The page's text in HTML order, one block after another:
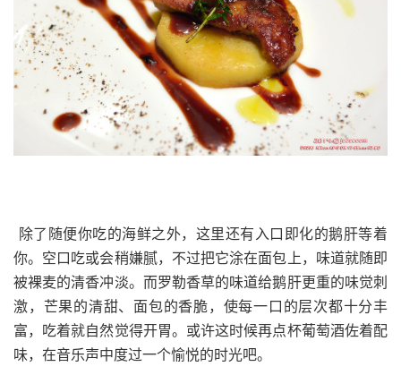
除了随便你吃的海鲜之外，这里还有入口即化的鹅肝等着
你。空口吃或会稍嫌腻，不过把它涂在面包上，味道就随即
被裸麦的清香冲淡。而罗勒香草的味道给鹅肝更重的味觉刺
激，芒果的清甜、面包的香脆，使每一口的层次都十分丰
富，吃着就自然觉得开胃。或许这时候再点杯葡萄酒佐着配
味，在音乐声中度过一个愉悦的时光吧。